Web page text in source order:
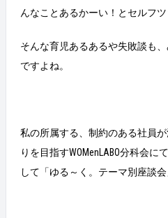
んなことあるかーい！とセルフ
そんな育児あるあるや失敗談も
ですよね。
私の所属する、制約のある社員
りを目指すWOMenLABO分科会
して「ゆる～く。テーマ別座談